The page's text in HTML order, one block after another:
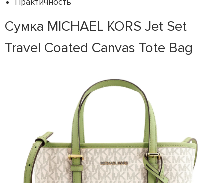
Сумка MICHAEL KORS Jet Set
Travel Coated Canvas Tote Bag